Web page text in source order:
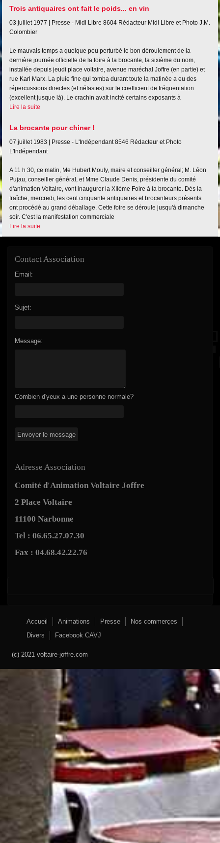
Trois antiquaires ont fait le poids... en vin
03 juillet 1977 | Presse - Midi Libre 8604 Rédacteur Midi Libre et Photo J.M.
Colombier
Le mauvais temps a quelque peu perturbé le bon déroulement de la
dernière journée officielle de la foire à la brocante, la sixième du nom,
installée depuis jeudi place voltaire, avenue maréchal Joffre (en partie) et
rue Karl Marx. La pluie fine qui tomba durant toute la matinée a eu des
répercussions directes (et néfastes) sur le coefficient de fréquentation
(excellent jusque là). Le crachin avait incité certains exposants à
Lire la suite
La brocante pour chiner !
07 juillet 1983 | Presse - L'Indépendant 8546 Rédacteur et Photo
L'Indépendant
A 11 h 30, ce matin, Me Hubert Mouly, maire et conseiller général; M. Léon
Pujau, conseiller général, et Mme Claude Denis, présidente du comité
d'animation Voltaire, vont inaugurer la XIIème Foire à la brocante. Dès la
fraîche, mercredi, les cent cinquante antiquaires et brocanteurs présents
ont procédé au grand déballage. Cette foire se déroule jusqu'à dimanche
soir. C'est la manifestation commerciale
Lire la suite
Contact Association
Email:
Sujet:
Message:
Combien d'yeux a une personne normale?
Adresse Association
Comité d'Animation Voltaire Joffre
2 Place Voltaire
11100 Narbonne
Tel : 06.65.27.07.30
Fax : 04.68.42.22.76
Accueil Animations Presse
Nos commerçes
Divers
Facebook CAVJ
(c) 2021 voltaire-joffre.com